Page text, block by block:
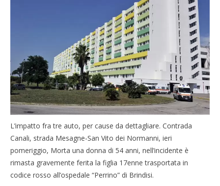
L’impatto fra tre auto, per cause da dettagliare. Contrada
Canali, strada Mesagne-San Vito dei Normanni, ieri
pomeriggio, Morta una donna di 54 anni, nell’incidente è
rimasta gravemente ferita la figlia 17enne trasportata in
codice rosso all’ospedale “Perrino” di Brindisi.